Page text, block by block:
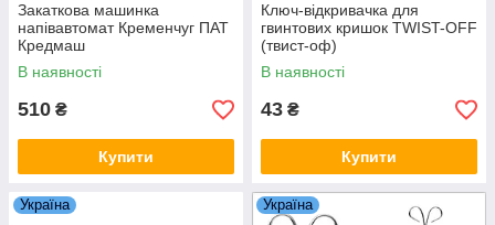
Закаткова машинка
напівавтомат Кременчуг ПАТ
Кредмаш
В наявності
510 ₴
Купити
Ключ-відкривачка для
гвинтових кришок TWIST-OFF
(твист-оф)
В наявності
43 ₴
Купити
Україна Україна